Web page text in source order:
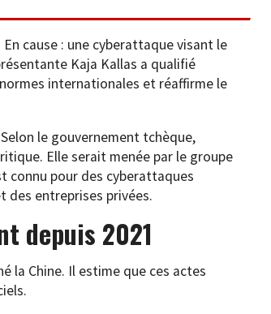
cause : une cyberattaque visant le
Kaja Kallas a qualifié
normes internationales et réaffirme le
le gouvernement tchèque,
Elle serait menée par le groupe
connu pour des cyberattaques
des entreprises privées.
depuis 2021
la Chine. Il estime que ces actes